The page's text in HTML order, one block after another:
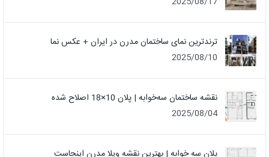
ترندترین نمای ساختمان مدرن در ایران + عکس نما
2025/08/10
نقشه ساختمان سه‌خوابه | پلان 10×18 اصلاح شده
2025/08/04
پلان سه خوابه | بهترین نقشه ویلا مدرن اینجاست